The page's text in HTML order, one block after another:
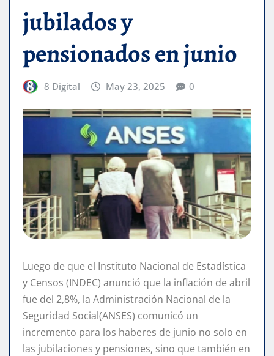
jubilados y
pensionados en junio
8 Digital May 23, 2025 0
Luego de que el Instituto Nacional de Estadística
y Censos (INDEC) anunció que la inflación de abril
fue del 2,8%, la Administración Nacional de la
Seguridad Social(ANSES) comunicó un
incremento para los haberes de junio no solo en
las jubilaciones y pensiones, sino que también en